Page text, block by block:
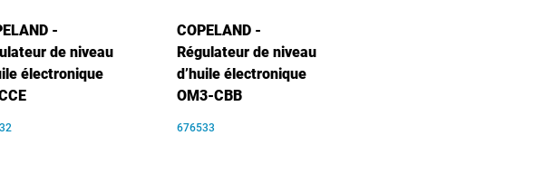
-
de niveau
électronique
COPELAND -
Régulateur de niveau
d’huile électronique
OM3-CBB
676533